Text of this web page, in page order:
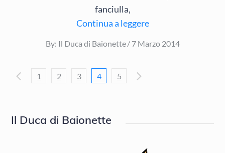
fanciulla,
Continua a leggere
By: Il Duca di Baionette
Posted
7 Marzo 2014
Navigazione
articoli
1 2 3 4 5
Il Duca di Baionette